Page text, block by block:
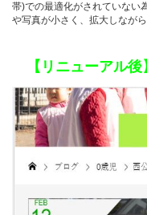
帯)での最適化がされていない
や写真が小さく、拡大しなが
【リニューアル